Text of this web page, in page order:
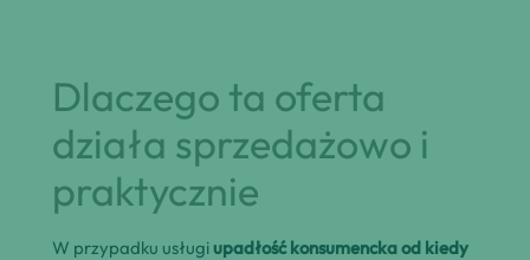
Dlaczego ta oferta
działa sprzedażowo i
praktycznie
W przypadku usługi upadłość konsumencka od kiedy